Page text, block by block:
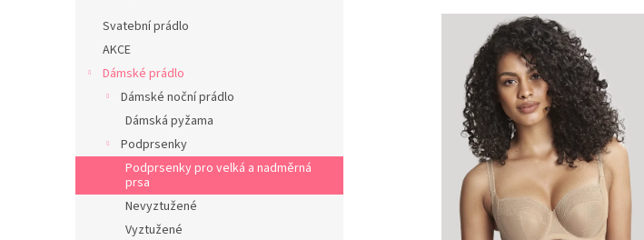
n
l
Svatební prádlo
AKCE
Dámské prádlo
Dámské noční prádlo
Dámská pyžama
Podprsenky
Podprsenky pro velká a nadměrná
prsa
Nevyztužené
Vyztužené